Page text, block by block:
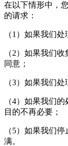
在以下情形中，
的请求：
（1）如果我们
（2）如果我们
同意；
（3）如果我们
（4）如果我们
目的不再必要；
（5）如果我们
满。